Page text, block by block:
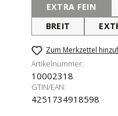
EXTRA FEIN
(DIESE
BREIT
Zum Merkzettel
Artikelnummer:
10002318
GTIN/EAN:
4251734918598